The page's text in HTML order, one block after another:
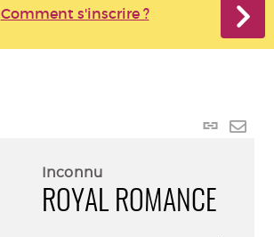
Comment s'inscrire ?
Lien
Inconnu
ROYAL ROMANCE